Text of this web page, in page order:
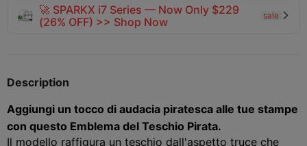
🚀 SPARKX i7 Series — Now Only $229
(26% OFF) >> Shop Now
sale 
Description
Aggiungi un tocco di audacia piratesca alle tue stampe
con questo Emblema del Teschio Pirata.
Il modello raffigura un teschio dall'aspetto truce che